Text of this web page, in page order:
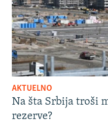
AKTUELNO
Na šta Srbija troši
rezerve?